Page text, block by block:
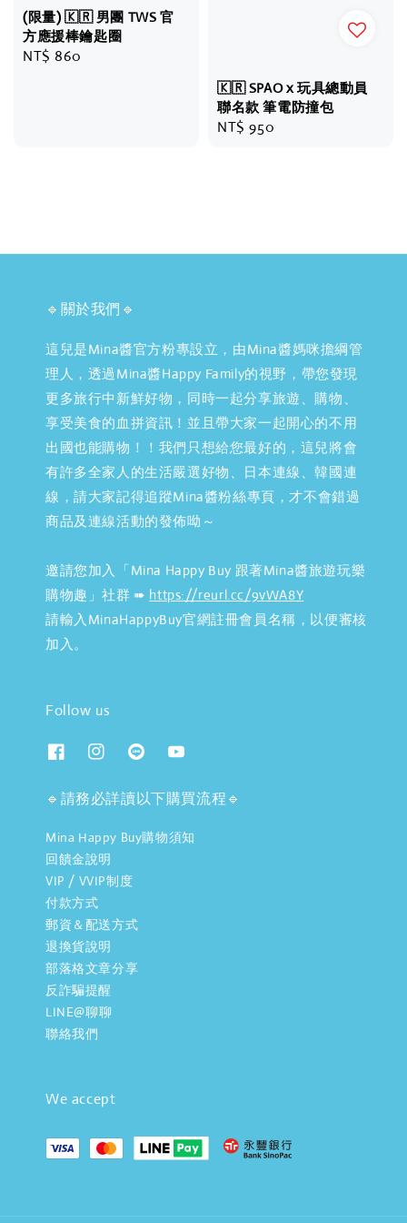
(限量) 🇰🇷 男團 TWS 官
方應援棒鑰匙圈
Regular
NT$ 860
🇰🇷 SPAO x 玩具總動員
聯名款 筆電防撞包
Regular
NT$ 950
🔹關於我們🔹
這兒是Mina醬官方粉專設立，由Mina醬媽咪擔綱管
理人，透過Mina醬Happy Family的視野，帶您發現
更多旅行中新鮮好物，同時一起分享旅遊、購物、
享受美食的血拼資訊！並且帶大家一起開心的不用
出國也能購物！！我們只想給您最好的，這兒將會
有許多全家人的生活嚴選好物、日本連線、韓國連
線，請大家記得追蹤Mina醬粉絲專頁，才不會錯過
商品及連線活動的發佈呦～
邀請您加入「Mina Happy Buy 跟著Mina醬旅遊玩樂
購物趣」社群 ➠ https://reurl.cc/9vWA8Y
請輸入MinaHappyBuy官網註冊會員名稱，以便審核
加入。
Follow us
🔹請務必詳讀以下購買流程🔹
Mina Happy Buy購物須知
回饋金說明
VIP / VVIP制度
付款方式
郵資＆配送方式
退換貨說明
部落格文章分享
反詐騙提醒
LINE@聊聊
聯絡我們
We accept